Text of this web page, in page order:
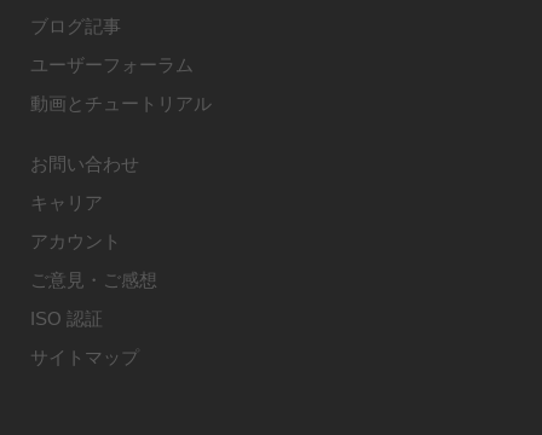
ブログ記事
ユーザーフォーラム
動画とチュートリアル
お問い合わせ
キャリア
アカウント
ご意見・ご感想
ISO 認証
サイトマップ